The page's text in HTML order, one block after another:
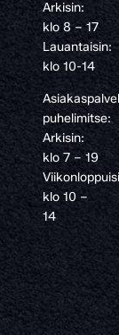
Arkisin:
klo 8 – 17
Lauantaisin:
klo 10-14
puhelimitse:
Arkisin:
klo 7 – 19
klo 10 –
14